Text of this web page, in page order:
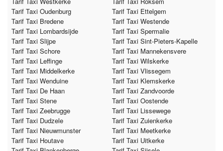
Tarif Taxi Oudenburg
Tarif Taxi Ettelgem
Tarif Taxi Bredene
Tarif Taxi Westende
Tarif Taxi Lombardsijde
Tarif Taxi Spermalie
Tarif Taxi Slijpe
Tarif Taxi Sint-Pieters-Kapelle
Tarif Taxi Schore
Tarif Taxi Mannekensvere
Tarif Taxi Leffinge
Tarif Taxi Wilskerke
Tarif Taxi Middelkerke
Tarif Taxi Vlissegem
Tarif Taxi Wenduine
Tarif Taxi Klemskerke
Tarif Taxi De Haan
Tarif Taxi Zandvoorde
Tarif Taxi Stene
Tarif Taxi Oostende
Tarif Taxi Zeebrugge
Tarif Taxi Lissewege
Tarif Taxi Dudzele
Tarif Taxi Zuienkerke
Tarif Taxi Nieuwmunster
Tarif Taxi Meetkerke
Tarif Taxi Houtave
Tarif Taxi Uitkerke